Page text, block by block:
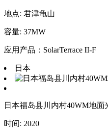
地点: 君津龟山
容量: 37MW
应用产品：SolarTerrace II-F
日本
日本福岛县川内村40WM地面
时间: 2020